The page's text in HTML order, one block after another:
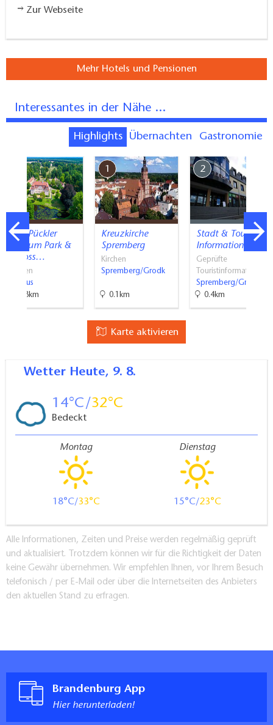
Zur Webseite
Mehr Hotels und Pensionen
Interessantes in der Nähe ...
Highlights Übernachten Gastronomie
Fürst Pückler
Museum Park &
Schloss…
Museen
Cottbus
18.3km
1
Kreuzkirche
Spremberg
Kirchen
Spremberg/Grodk
0.1km
2
Stadt & Tourist
Information…
Geprüfte
Touristinformati…
Spremberg/Grodk
0.4km
Karte aktivieren
Wetter Heute, 9. 8.
14 32
Bedeckt
Montag
18 33
Dienstag
15 23
Alle Informationen, Zeiten und Preise werden regelmäßig geprüft
und aktualisiert. Trotzdem können wir für die Richtigkeit der Daten
keine Gewähr übernehmen. Wir empfehlen Ihnen, vor Ihrem Besuch
telefonisch / per E-Mail oder über die Internetseiten des Anbieters
den aktuellen Stand zu erfragen.
Brandenburg App
Hier herunterladen!